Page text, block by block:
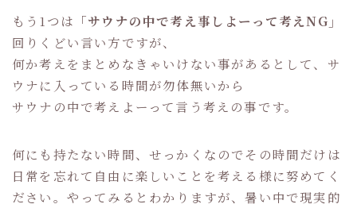
もう1つは 「サウナの中で考え事しよーって考えNG」
回りくどい言い方ですが、
何か考えをまとめなきゃいけない事があるとして、サ
ウナに入っている時間が勿体無いから
サウナの中で考えよーって言う考えの事です。
何にも持たない時間、せっかくなのでその時間だけは
日常を忘れて自由に楽しいことを考える様に努めてく
ださい。やってみるとわかりますが、暑い中で現実的